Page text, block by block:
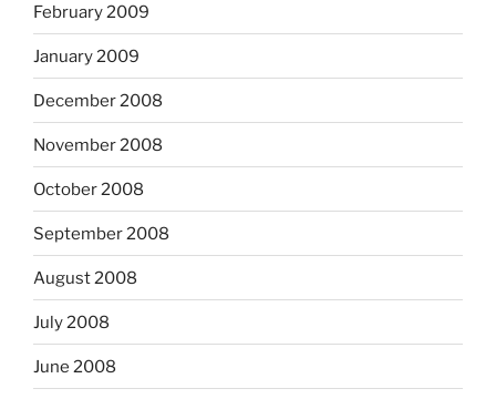
February 2009
January 2009
December 2008
November 2008
October 2008
September 2008
August 2008
July 2008
June 2008